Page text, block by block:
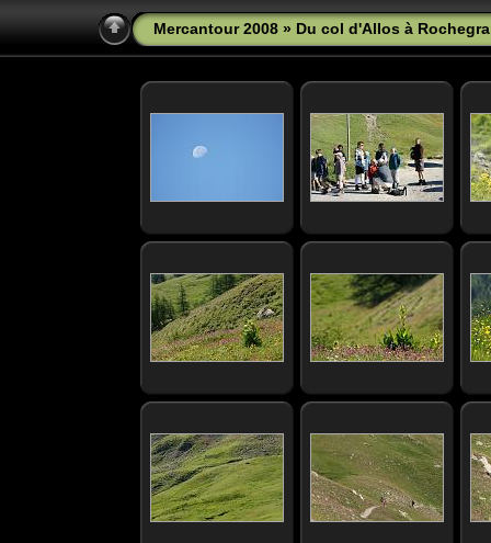
Mercantour 2008 » Du col d'Allos à